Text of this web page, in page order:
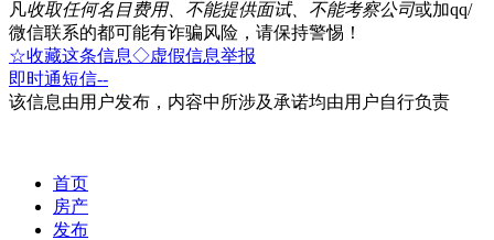
凡收取任何名目费用、不能提供面试、不能考察公司或加qq/
微信联系的都可能有诈骗风险，请保持警惕！
☆收藏这条信息◇虚假信息举报
即时通短信--
该信息由用户发布，内容中所涉及承诺均由用户自行负责
首页
房产
发布